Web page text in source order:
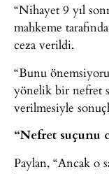
“Nihayet 9 yıl
mahkeme
ceza verildi.
“Bunu
yönelik bir nefret
verilmesiyle
“Nefret suçunu
Paylan, “Ancak o